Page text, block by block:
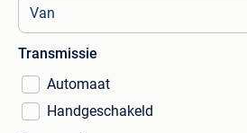
Transmissie
Automaat
Handgeschakeld